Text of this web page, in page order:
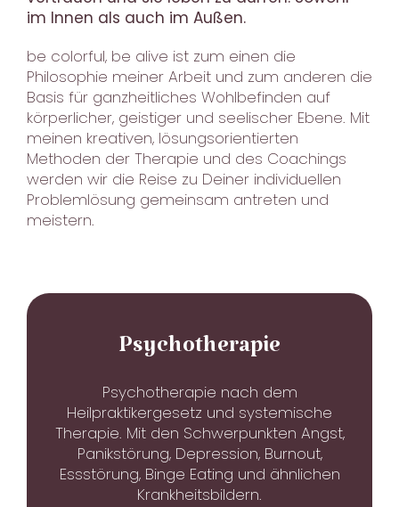
im Innen als auch im Außen.
be colorful, be alive ist zum einen die
Philosophie meiner Arbeit und zum anderen die
Basis für ganzheitliches Wohlbefinden auf
körperlicher, geistiger und seelischer Ebene. Mit
meinen kreativen, lösungs­orientierten
Methoden der Therapie und des Coachings
werden wir die Reise zu Deiner individuellen
Problem­lösung gemeinsam antreten und
meistern.
Psycho­therapie
Psychotherapie nach dem
Heilpraktikergesetz und systemische
Therapie. Mit den Schwerpunkten Angst,
Panikstörung, Depression, Burnout,
Essstörung, Binge Eating und ähnlichen
Krankheitsbildern.